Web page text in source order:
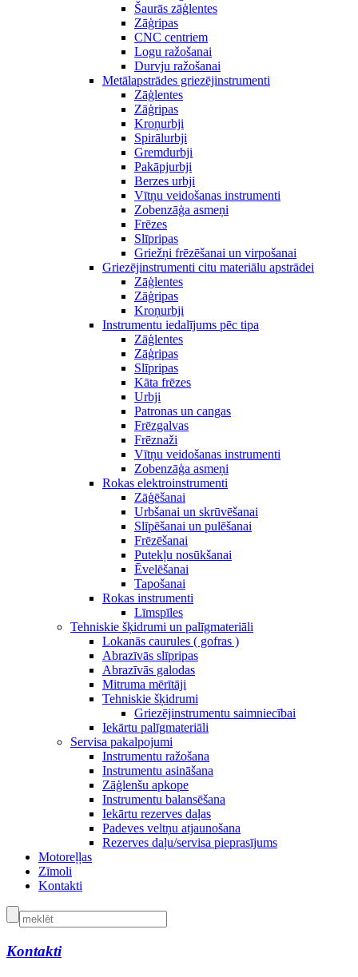
Šaurās zāģlentes
Zāģripas
CNC centriem
Logu ražošanai
Durvju ražošanai
Metālapstrādes griezējinstrumenti
Zāģlentes
Zāģripas
Kroņurbji
Spirālurbji
Gremdurbji
Pakāpjurbji
Berzes urbji
Vītņu veidošanas instrumenti
Zobenzāģa asmeņi
Frēzes
Slīpripas
Griežņi frēzēšanai un virpošanai
Griezējinstrumenti citu materiālu apstrādei
Zāģlentes
Zāģripas
Kroņurbji
Instrumentu iedalījums pēc tipa
Zāģlentes
Zāģripas
Slīpripas
Kāta frēzes
Urbji
Patronas un cangas
Frēzgalvas
Frēznaži
Vītņu veidošanas instrumenti
Zobenzāģa asmeņi
Rokas elektroinstrumenti
Zāģēšanai
Urbšanai un skrūvēšanai
Slīpēšanai un pulēšanai
Frēzēšanai
Putekļu nosūkšanai
Ēvelēšanai
Tapošanai
Rokas instrumenti
Līmspīles
Tehniskie šķidrumi un palīgmateriāli
Lokanās caurules ( gofras )
Abrazīvās slīpripas
Abrazīvās galodas
Mitruma mērītāji
Tehniskie šķidrumi
Griezējinstrumentu saimniecībai
Iekārtu palīgmateriāli
Servisa pakalpojumi
Instrumentu ražošana
Instrumentu asināšana
Zāģlenšu apkope
Instrumentu balansēšana
Iekārtu rezerves daļas
Padeves veltņu atjaunošana
Rezerves daļu/servisa pieprasījums
Motoreļļas
Zīmoli
Kontakti
Kontakti